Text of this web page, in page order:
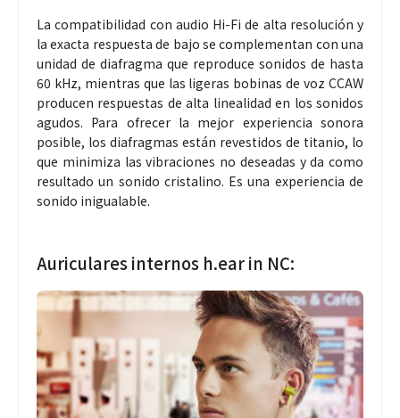
La compatibilidad con audio Hi-Fi de alta resolución y
la exacta respuesta de bajo se complementan con una
unidad de diafragma que reproduce sonidos de hasta
60 kHz, mientras que las ligeras bobinas de voz CCAW
producen respuestas de alta linealidad en los sonidos
agudos. Para ofrecer la mejor experiencia sonora
posible, los diafragmas están revestidos de titanio, lo
que minimiza las vibraciones no deseadas y da como
resultado un sonido cristalino. Es una experiencia de
sonido inigualable.
Auriculares internos h.ear in NC: